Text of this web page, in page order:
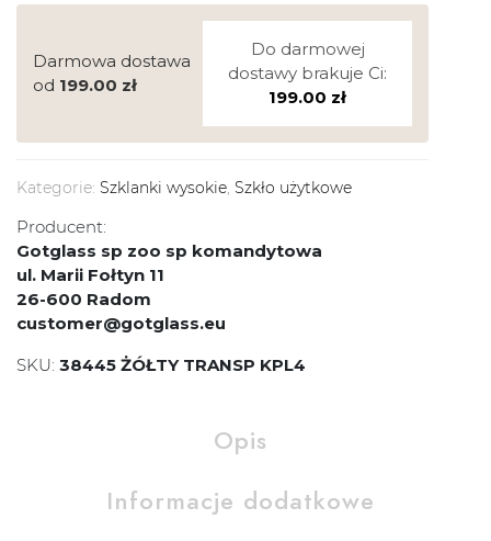
Darmowa dostawa
od 199.00 zł
Do darmowej
dostawy brakuje Ci:
199.00 zł
Kategorie: Szklanki wysokie, Szkło użytkowe
Producent:
Gotglass sp zoo sp komandytowa
ul. Marii Fołtyn 11
26-600 Radom
customer@gotglass.eu
SKU: 38445 ŻÓŁTY TRANSP KPL4
Opis
Informacje dodatkowe